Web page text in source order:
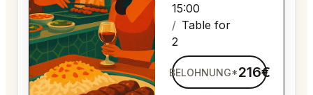
15:00
Table for
2
BELOHNUNG*216€